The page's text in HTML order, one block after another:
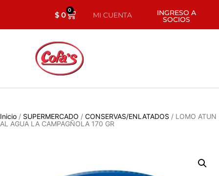
$0 0
MI CUENTA INGRESO A
SOCIOS
Inicio / SUPERMERCADO / CONSERVAS/ENLATADOS / LOMO ATUN
AL AGUA LA CAMPAGÑOLA 170 GR